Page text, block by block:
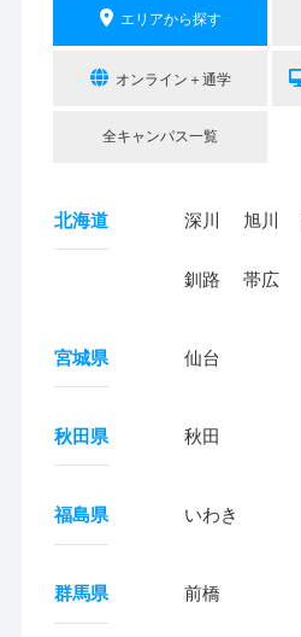
エリアから探す
オンライン＋通学
全キャンパス一覧
北海道 深川 旭川
釧路 帯広
宮城県 仙台
秋田県 秋田
福島県 いわき
群馬県 前橋